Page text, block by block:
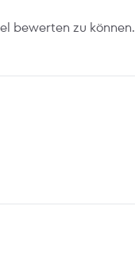
bewerten zu können.